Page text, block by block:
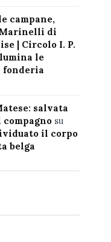
campane,
di
| Circolo I. P.
le
fonderia
salvata
su
il corpo
belga